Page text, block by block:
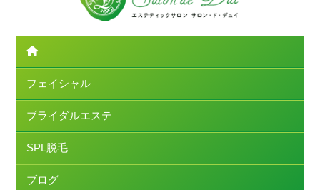
フェイシャル
ブライダルエステ
SPL脱毛
ブログ